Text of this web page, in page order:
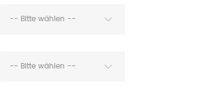
-- Bitte wählen --
-- Bitte wählen --